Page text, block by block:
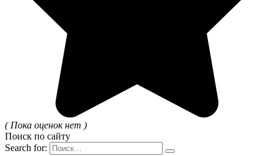
( Пока оценок нет )
Поиск по сайту
Search for: